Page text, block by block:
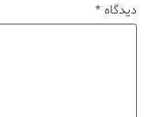
دیدگاه *